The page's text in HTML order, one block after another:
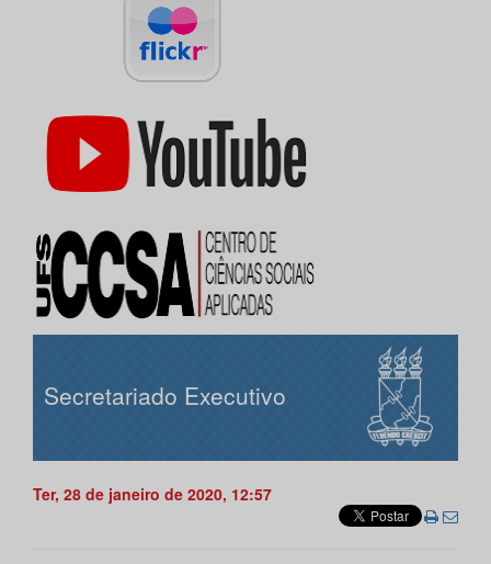
Secretariado Executivo
Ter, 28 de janeiro de 2020, 12:57